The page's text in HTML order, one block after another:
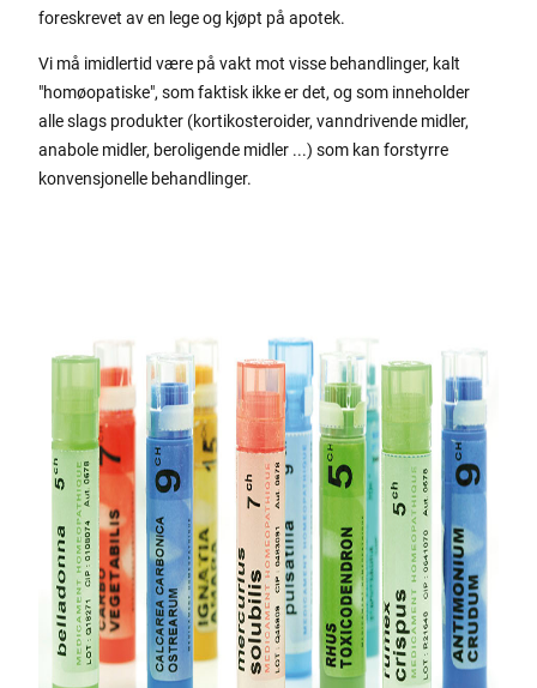
foreskrevet av en lege og kjøpt på apotek.
Vi må imidlertid være på vakt mot visse behandlinger, kalt
"homøopatiske", som faktisk ikke er det, og som inneholder
alle slags produkter (kortikosteroider, vanndrivende midler,
anabole midler, beroligende midler ...) som kan forstyrre
konvensjonelle behandlinger.